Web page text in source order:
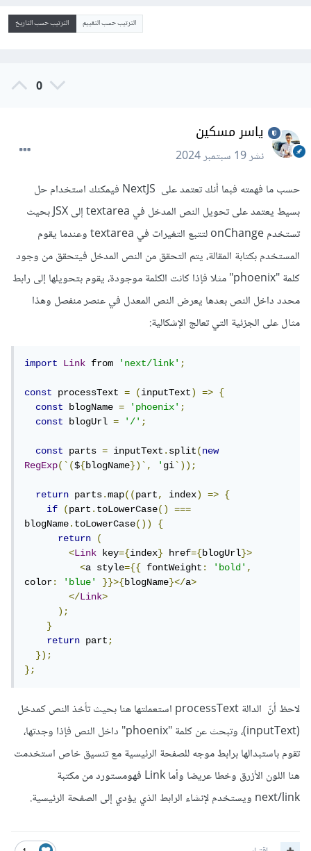
الترتيب حسب التقييم الترتيب حسب التاريخ
0
ياسر مسكين
نشر19 سبتمبر 2024
حسب ما فهمته فبما أنك تعتمد على NextJS فيمكنك استخدام حل
بسيط يعتمد على تحويل النص المدخل في textarea إلى JSX بحيث
تستخدم onChange لتتبع التغيرات في textarea وعندما يقوم
المستخدم بكتابة المقالة، يتم التحقق من النص المدخل فيتحقق من وجود
كلمة "phoenix" مثلا فإذا كانت الكلمة موجودة، يقوم بتحويلها إلى رابط
محدد داخل النص بعدها يعرض النص المعدل في عنصر منفصل وهذا
مثال على الجزئية التي تعالج الإشكالية:
import Link from 'next/link';
const processText = (inputText) =>
{
const
blogName = 'phoenix';
const
blogUrl = '/';
const parts = inputText.split(new
RegExp(`(${blogName})`, 'gi`));
return parts.map((part, index) =>
{
if
(part.toLowerCase()
===
blogName.toLowerCase())
{
return
(
<Link key={index} href={blogUrl}>
<a style={{ fontWeight: 'bold',
color: 'blue' }}>{blogName}</a>
</Link>
);
}
return part;
});
};
لاحظ أنّ الدالة processText استعملتها هنا بحيث تأخذ النص كمدخل
(inputText)، وتبحث عن كلمة "phoenix" داخل النص فإذا وجدتها،
تقوم باستبدالها برابط موجه للصفحة الرئيسية مع تنسيق خاص استخدمت
هنا اللون الأزرق وخطا عريضا وأما Link فهومستورد من مكتبة
next/link ويستخدم لإنشاء الرابط الذي يؤدي إلى الصفحة الرئيسية.